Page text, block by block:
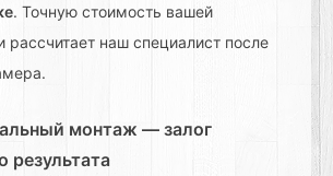
. Точную стоимость вашей
рассчитает наш специалист после
монтаж — залог
результата